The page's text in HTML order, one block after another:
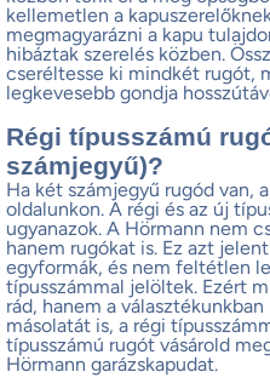
kellemetlen a
megmagyarázni a kapu
hibáztak szerelés közben.
cseréltesse ki mindkét rugót,
legkevesebb gondja
Régi típusszámú
számjegyű)?
Ha két számjegyű rugód van,
oldalunkon. A régi és az új
ugyanazok. A Hörmann nem
hanem rugókat is. Ez azt
egyformák, és nem feltétlen
típusszámmal jelöltek. Ezért
rád, hanem a
másolatát is, a régi
típusszámú rugót vásárold
Hörmann garázskapudat.